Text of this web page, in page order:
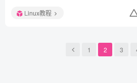
Linux教程
1 2 3